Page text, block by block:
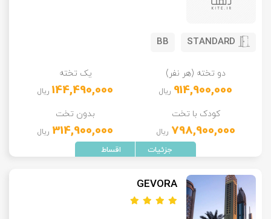
STANDARD
BB
دو تخته (هر نفر)
914,900,000 ریال
یک تخته
144,490,000 ریال
کودک با تخت
798,900,000 ریال
بدون تخت
314,900,000 ریال
GEVORA